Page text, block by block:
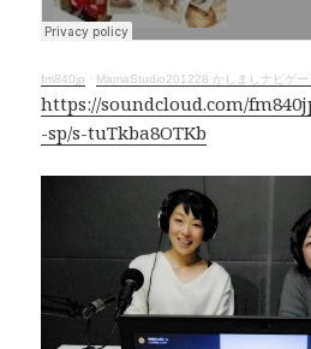
o
k
s k
fm840jp · MamaStudio201228 かしましナビゲ
https://soundcloud.com/
-sp/s-tuTkba8OTKb